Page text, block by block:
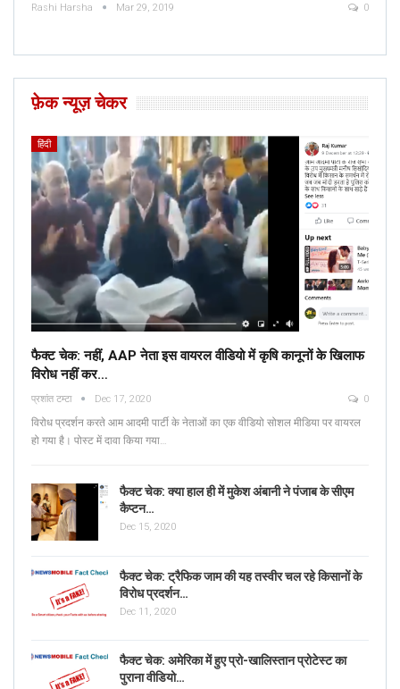
Rashi Harsha Mar 29, 2019 0
फ़ेक न्यूज़ चेकर
हिंदी
फैक्ट चेक: नहीं, AAP नेता इस वायरल वीडियो में कृषि कानूनों के खिलाफ
विरोध नहीं कर…
प्रशांत टम्टा Dec 17, 2020 0
विरोध प्रदर्शन करते आम आदमी पार्टी के नेताओं का एक वीडियो सोशल मीडिया पर वायरल
हो गया है। पोस्ट में दावा किया गया…
फैक्ट चेक: क्या हाल ही में मुकेश अंबानी ने पंजाब के सीएम
कैप्टन…
Dec 15, 2020
फैक्ट चेक: ट्रैफिक जाम की यह तस्वीर चल रहे किसानों के
विरोध प्रदर्शन…
Dec 11, 2020
फैक्ट चेक: अमेरिका में हुए प्रो-खालिस्तान प्रोटेस्ट का
पुराना वीडियो…